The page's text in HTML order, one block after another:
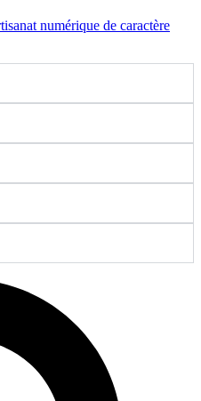
numérique de caractère